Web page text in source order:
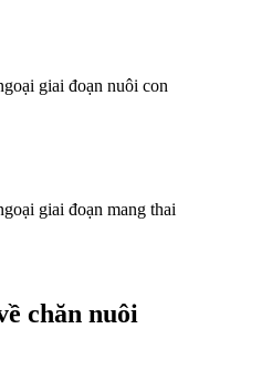
giai đoạn nuôi con
giai đoạn mang thai
chăn nuôi